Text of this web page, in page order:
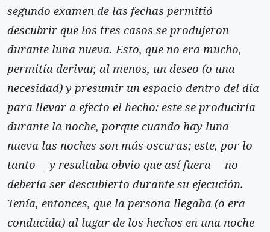
segundo examen de las fechas permitió
descubrir que los tres casos se produjeron
durante luna nueva. Esto, que no era mucho,
permitía derivar, al menos, un deseo (o una
necesidad) y presumir un espacio dentro del día
para llevar a efecto el hecho: este se produciría
durante la noche, porque cuando hay luna
nueva las noches son más oscuras; este, por lo
tanto —y resultaba obvio que así fuera— no
debería ser descubierto durante su ejecución.
Tenía, entonces, que la persona llegaba (o era
conducida) al lugar de los hechos en una noche